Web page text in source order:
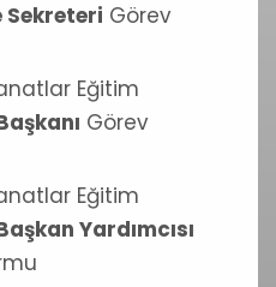
Sekreteri Görev
Eğitim
Görev
Eğitim
Yardımcısı